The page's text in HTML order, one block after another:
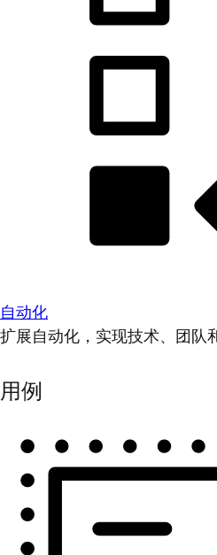
自动化
扩展自动化，实现技术、团队
用例